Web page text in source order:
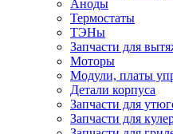
Аноды
Термостаты
ТЭНы
Запчасти для
Моторы
Модули, платы
Детали корпуса
Запчасти для
Запчасти для